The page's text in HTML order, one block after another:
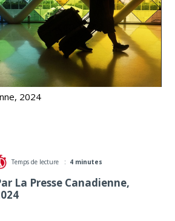
2024
aux États-Unis
Temps de lecture : 4 minutes
La Presse Canadienne,